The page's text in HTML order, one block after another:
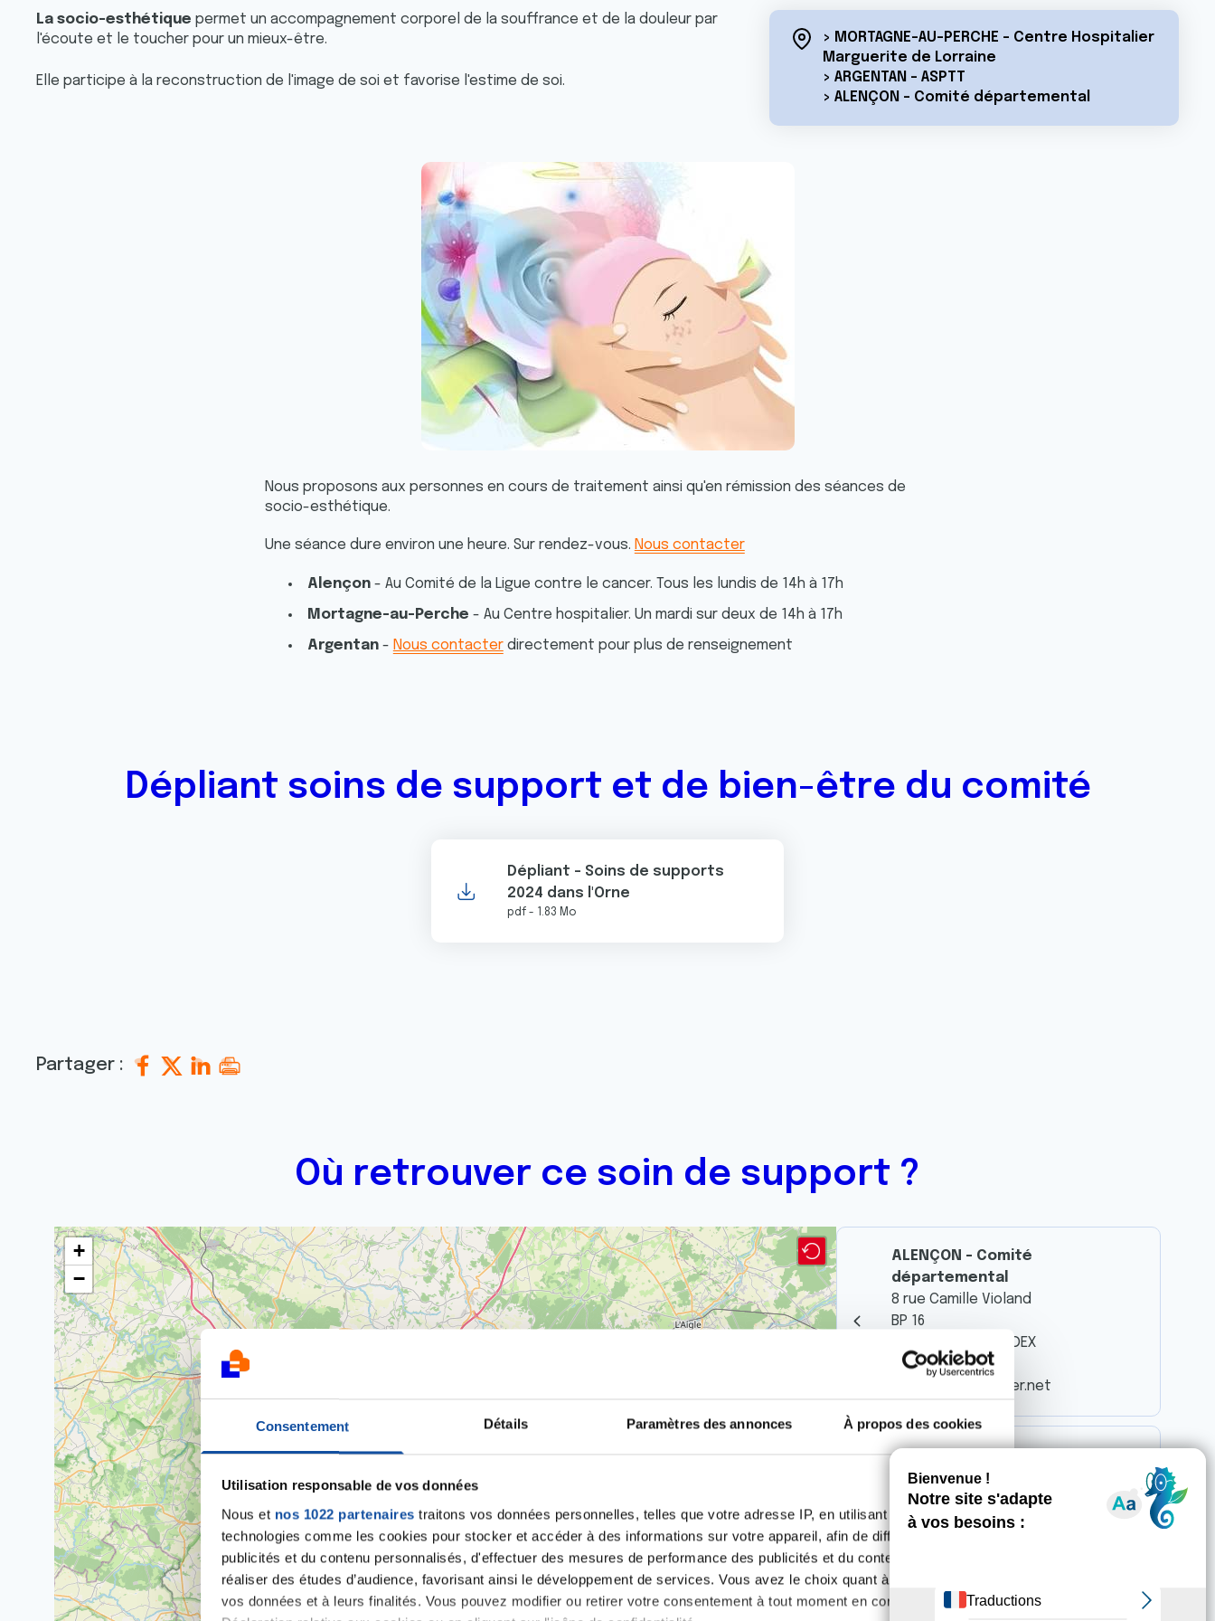
Consentement Détails Paramètres des annonces À propos des cookies
Utilisation responsable de vos données
Nous et nos 1022 partenaires traitons vos données personnelles, telles que votre adresse IP, en utilisant des
technologies comme les cookies pour stocker et accéder à des informations sur votre appareil, afin de diffuser des
publicités et du contenu personnalisés, d'effectuer des mesures de performance des publicités et du contenu, ainsi que de
réaliser des études d’audience, favorisant ainsi le développement de services. Vous avez le choix quant à l'utilisation de
vos données et à leurs finalités. Vous pouvez modifier ou retirer votre consentement à tout moment en consultant la
La socio-esthétique permet un accompagnement corporel de la souffrance et de la douleur par
l'écoute et le toucher pour un mieux-être.
Elle participe à la reconstruction de l'image de soi et favorise l'estime de soi.
> MORTAGNE-AU-PERCHE - Centre Hospitalier
Marguerite de Lorraine
> ARGENTAN - ASPTT
> ALENÇON - Comité départemental
Nous proposons aux personnes en cours de traitement ainsi qu'en rémission des séances de
socio-esthétique.
Une séance dure environ une heure. Sur rendez-vous. Nous contacter
Alençon - Au Comité de la Ligue contre le cancer. Tous les lundis de 14h à 17h
Mortagne-au-Perche - Au Centre hospitalier. Un mardi sur deux de 14h à 17h
Argentan- Nous contacterdirectement pour plus de renseignement
Dépliant soins de support et de bien-être du comité
Dépliant - Soins de supports
2024 dans l'Orne
pdf - 1.83 Mo
Partager :
Où retrouver ce soin de support ?
+
−
ALENÇON - Comité
départemental
8 rue Camille Violand
BP 16
61001 ALENÇON CEDEX
02 33 27 89 22
cd61@ligue-cancer.net
ARGENTAN - ASPTT
69 Rue Hector Berlioz
61200 ARGENTAN
Hospitalier Marguerite de
Lorraine